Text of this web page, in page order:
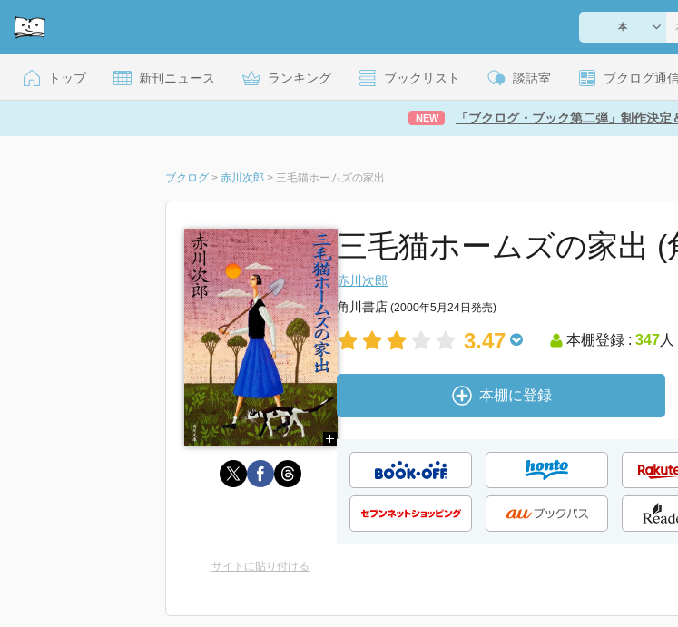
トップ 新刊ニュース ランキング ブックリスト 談話室 ブクログ通
NEW 「ブクログ・ブック第二弾」制作決定
ブクログ > 赤川次郎 > 三毛猫ホームズの家出
三毛猫ホームズの家出 (
赤川次郎
角川書店 (2000年5月24日発売)
3.47 本棚登録 : 347人
本棚に登録
サイトに貼り付ける